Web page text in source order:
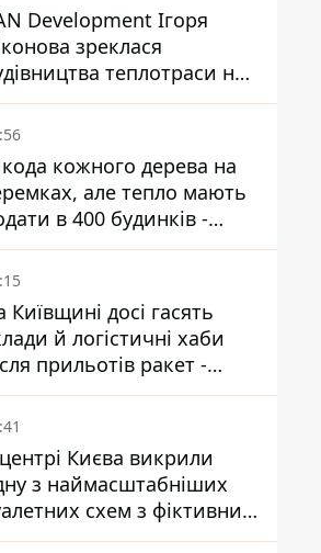
Development Ігоря
зреклася
теплотраси на
кожного дерева на
але тепло мають
в 400 будинків -
Київради
Київщині досі гасять
й логістичні хаби
прильотів ракет -
Києва викрили
з наймасштабніших
схем з фіктивним